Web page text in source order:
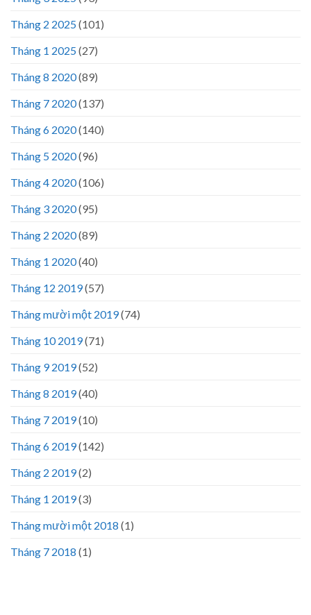
Tháng 2 2025(101)
Tháng 1 2025(27)
Tháng 8 2020(89)
Tháng 7 2020(137)
Tháng 6 2020(140)
Tháng 5 2020(96)
Tháng 4 2020(106)
Tháng 3 2020(95)
Tháng 2 2020(89)
Tháng 1 2020(40)
Tháng 12 2019(57)
Tháng mười một 2019(74)
Tháng 10 2019(71)
Tháng 9 2019(52)
Tháng 8 2019(40)
Tháng 7 2019(10)
Tháng 6 2019(142)
Tháng 2 2019(2)
Tháng 1 2019(3)
Tháng mười một 2018 (1)
Tháng 7 2018 (1)